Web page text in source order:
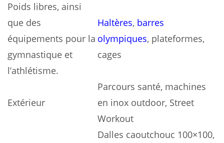
Poids libres, ainsi
que des
équipements pour la
gymnastique et
l’athlétisme.
Haltères, barres
olympiques, plateformes,
cages
Extérieur
Parcours santé, machines
en inox outdoor, Street
Workout
Dalles caoutchouc 100×100,